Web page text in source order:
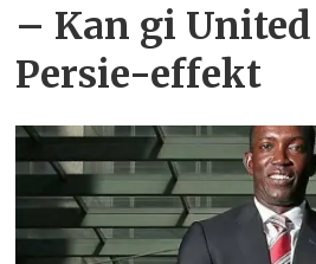
– Kan gi United
Persie-effekt